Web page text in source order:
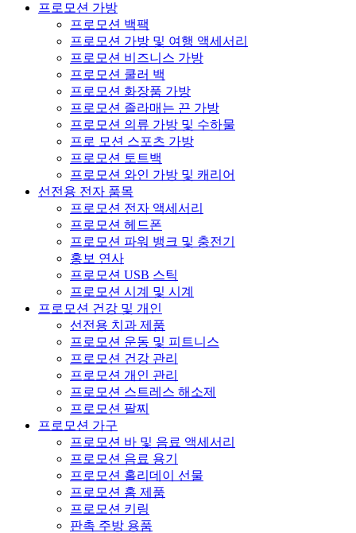
프로모션 가방
프로모션 백팩
프로모션 가방 및 여행 액세서리
프로모션 비즈니스 가방
프로모션 쿨러 백
프로모션 화장품 가방
프로모션 졸라매는 끈 가방
프로모션 의류 가방 및 수하물
프로 모션 스포츠 가방
프로모션 토트백
프로모션 와인 가방 및 캐리어
선전용 전자 품목
프로모션 전자 액세서리
프로모션 헤드폰
프로모션 파워 뱅크 및 충전기
홍보 연사
프로모션 USB 스틱
프로모션 시계 및 시계
프로모션 건강 및 개인
선전용 치과 제품
프로모션 운동 및 피트니스
프로모션 건강 관리
프로모션 개인 관리
프로모션 스트레스 해소제
프로모션 팔찌
프로모션 가구
프로모션 바 및 음료 액세서리
프로모션 음료 용기
프로모션 홀리데이 선물
프로모션 홈 제품
프로모션 키링
판촉 주방 용품